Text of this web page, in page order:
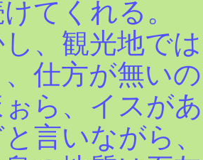
てくれる。
し、観光地で
仕方が無い
ぉら、イスが
言いながら